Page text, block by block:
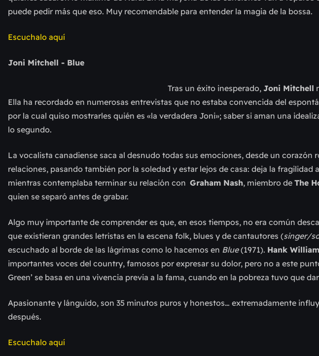
puede pedir más que eso. Muy recomendable para entender la magia de la bossa.
Escuchalo aquí
Joni Mitchell - Blue
Tras un éxito inesperado, Joni Mitchell
Ella ha recordado en numerosas entrevistas que no estaba convencida del
por la cual quiso mostrarles quién es «la verdadera Joni»; saber si aman una
lo segundo.
La vocalista canadiense saca al desnudo todas sus emociones, desde un
relaciones, pasando también por la soledad y estar lejos de casa: deja la
mientras contemplaba terminar su relación con Graham Nash, miembro de The
quien se separó antes de grabar.
Algo muy importante de comprender es que, en esos tiempos, no era común
que existieran grandes letristas en la escena folk, blues y de cantautores (singer/
escuchado al borde de las lágrimas como lo hacemos en Blue(1971). Hank
importantes voces del country, famosos por expresar su dolor, pero no a este
Green’ se basa en una vivencia previa a la fama, cuando en la pobreza tuvo que
Apasionante y lánguido, son 35 minutos puros y honestos… extremadamente
después.
Escuchalo aquí